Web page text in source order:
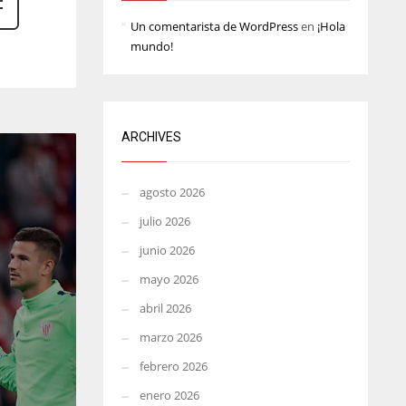
Un comentarista de WordPressen ¡Hola
mundo!
ARCHIVES
agosto 2026
julio 2026
junio 2026
mayo 2026
abril 2026
marzo 2026
febrero 2026
enero 2026